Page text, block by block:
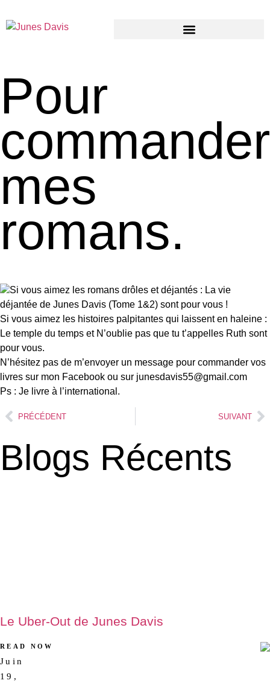
Pour
commander
mes
romans.
Si vous aimez les romans drôles et déjantés : La vie
déjantée de Junes Davis (Tome 1&2) sont pour vous !
Si vous aimez les histoires palpitantes qui laissent en haleine :
Le temple du temps et N’oublie pas que tu t’appelles Ruth sont
pour vous.
N’hésitez pas de m’envoyer un message pour commander vos
livres sur mon Facebook ou sur junesdavis55@gmail.com
Ps : Je livre à l’international.
PRÉCÉDENT SUIVANT
Blogs Récents
Le Uber-Out de Junes Davis
READ NOW
Juin
19,